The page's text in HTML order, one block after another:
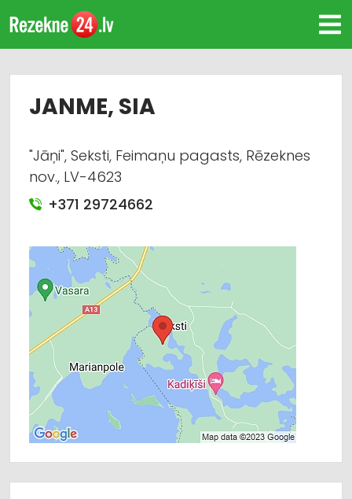
JANME, SIA
"Jāņi", Seksti, Feimaņu pagasts, Rēzeknes
nov., LV-4623
+371 29724662